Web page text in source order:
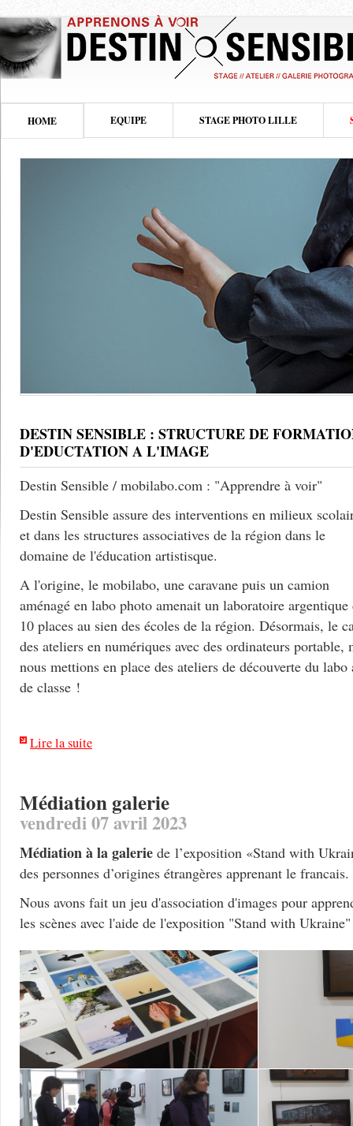
HOME EQUIPE STAGE PHOTO LILLE
DESTIN SENSIBLE : STRUCTURE DE
D'EDUCTATION A L'IMAGE
Destin Sensible / mobilabo.com : "Apprendre à voir"
Destin Sensible assure des interventions en milieux
et dans les structures associatives de la région dans le
domaine de l'éducation artistisque.
A l'origine, le mobilabo, une caravane puis un camion
aménagé en labo photo amenait un laboratoire argentique
10 places au sien des écoles de la région. Désormais, le
des ateliers en numériques avec des ordinateurs
nous mettions en place des ateliers de découverte du labo
de classe !
Lire la suite
Médiation galerie
vendredi 07 avril 2023
Médiation à la galerie de l’exposition «Stand with
des personnes d’origines étrangères apprenant le francais.
Nous avons fait un jeu d'association d'images pour
les scènes avec l'aide de l'exposition "Stand with